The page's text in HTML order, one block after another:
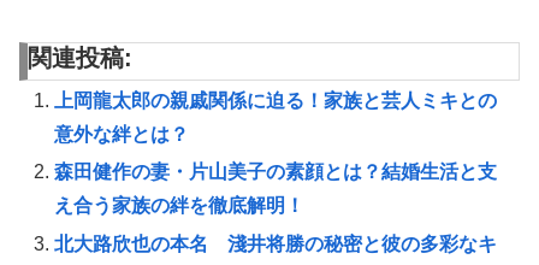
関連投稿:
上岡龍太郎の親戚関係に迫る！家族と芸人ミキとの
意外な絆とは？
森田健作の妻・片山美子の素顔とは？結婚生活と支
え合う家族の絆を徹底解明！
北大路欣也の本名 淺井将勝の秘密と彼の多彩なキ